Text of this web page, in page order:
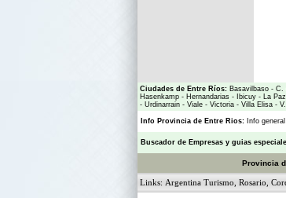
Ciudades de Entre Ríos: Basavilbaso - C.
Hasenkamp - Hernandarias - Ibicuy - La Paz
- Urdinarrain - Viale - Victoria - Villa Elisa -
Info Provincia de Entre Rios: Info
Buscador de Empresas y guias
Provincia
Links: Argentina Turismo Rosario